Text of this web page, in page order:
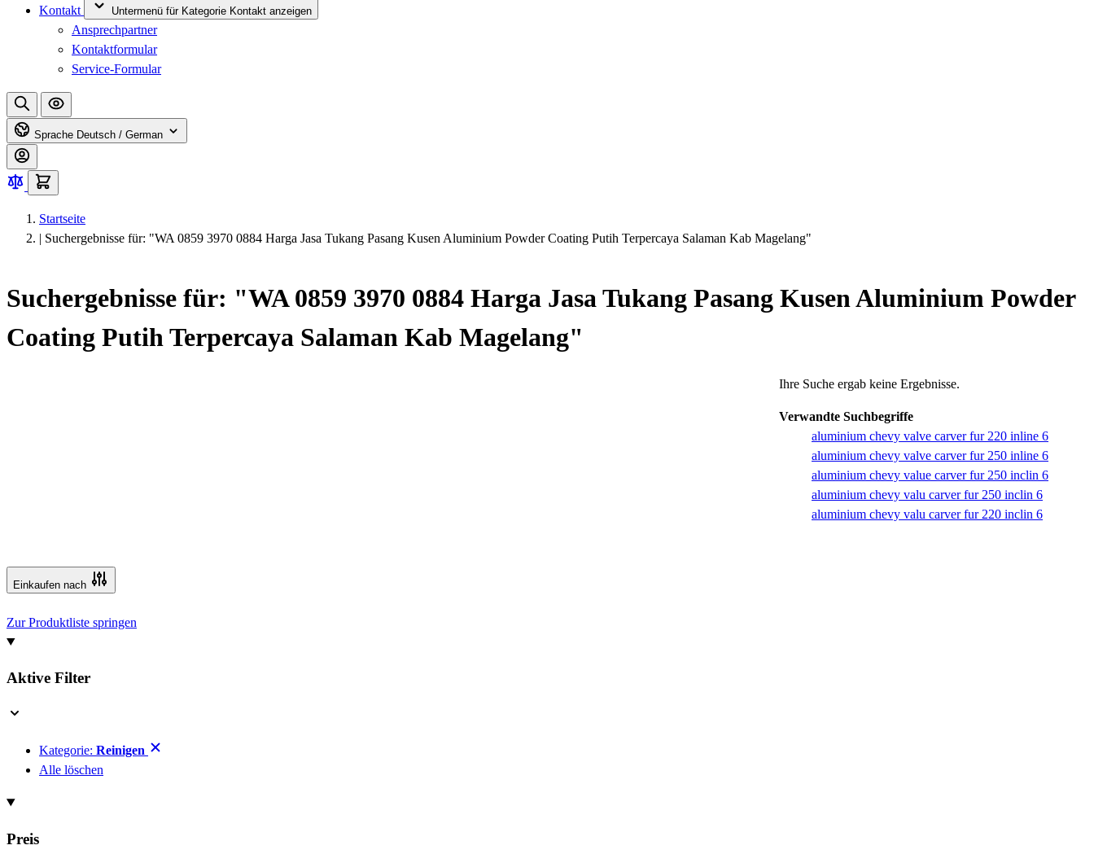
Kontakt
Untermenü für Kategorie Kontakt anzeigen
Ansprechpartner
Kontaktformular
Service-Formular
Sprache Deutsch / German
Startseite
| Suchergebnisse für: "WA 0859 3970 0884 Harga Jasa Tukang Pasang Kusen Aluminium Powder Coating Putih Terpercaya Salaman Kab Magelang"
Suchergebnisse für: "WA 0859 3970 0884 Harga Jasa Tukang Pasang Kusen Aluminium Powder
Coating Putih Terpercaya Salaman Kab Magelang"
Ihre Suche ergab keine Ergebnisse.
Verwandte Suchbegriffe
aluminium chevy valve carver fur 220 inline 6
aluminium chevy valve carver fur 250 inline 6
aluminium chevy value carver fur 250 inclin 6
aluminium chevy valu carver fur 250 inclin 6
aluminium chevy valu carver fur 220 inclin 6
Einkaufen nach
Zur Produktliste springen
Aktive Filter
Kategorie: Reinigen
Alle löschen
Preis